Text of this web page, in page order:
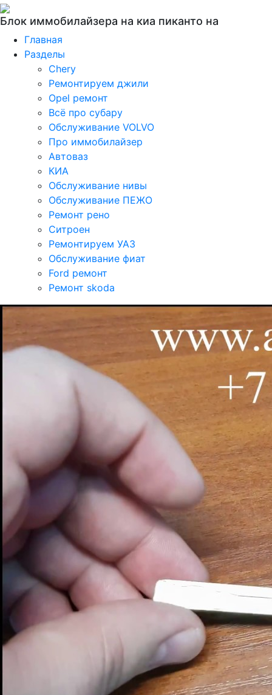
Блок иммобилайзера на киа пиканто на
Главная
Разделы
Chery
Ремонтируем джили
Opel ремонт
Всё про субару
Обслуживание VOLVO
Про иммобилайзер
Автоваз
КИА
Обслуживание нивы
Обслуживание ПЕЖО
Ремонт рено
Ситроен
Ремонтируем УАЗ
Обслуживание фиат
Ford ремонт
Ремонт skoda